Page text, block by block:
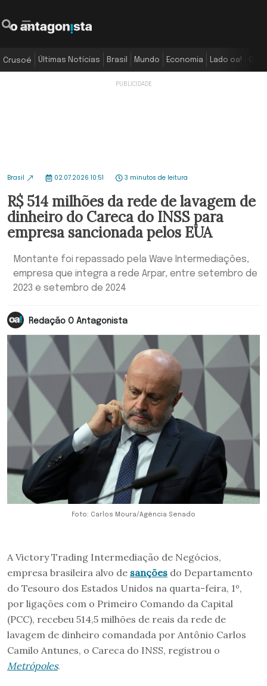
Crusoé Últimas Notícias Brasil Mundo Economia Lado oa!
Brasil 02.07.2026 10:51 3 minutos de leitura
R$ 514 milhões da rede de lavagem de
dinheiro do Careca do INSS para
empresa sancionada pelos EUA
Montante foi repassado pela Wave Intermediações,
empresa que integra a rede Arpar, entre setembro de
2023 e setembro de 2024
Redação O Antagonista
Foto: Carlos Moura/Agência Senado
A Victory Trading Intermediação de Negócios,
empresa brasileira alvo de sanções do Departamento
do Tesouro dos Estados Unidos na quarta-feira, 1º,
por ligações com o Primeiro Comando da Capital
(PCC), recebeu 514,5 milhões de reais da rede de
lavagem de dinheiro comandada por Antônio Carlos
Camilo Antunes, o Careca do INSS, registrou o
Metrópoles.